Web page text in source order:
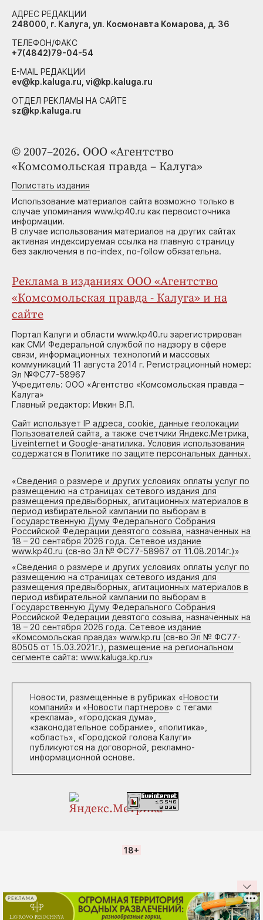
© 2007–2026. ООО «Агентство
«Комсомольская правда – Калуга»
Полистать издания
Использование материалов сайта возможно только в
случае упоминания www.kp40.ru как первоисточника
информации.
В случае использования материалов на других сайтах
активная индексируемая ссылка на главную страницу
без заключения в no-index, no-follow обязательна.
Реклама в изданиях ООО «Агентство
«Комсомольская правда - Калуга» и на
сайте
Портал Калуги и области www.kp40.ru зарегистрирован
как СМИ Федеральной службой по надзору в сфере
связи, информационных технологий и массовых
коммуникаций 11 августа 2014 г. Регистрационный номер:
Эл №ФС77-58967
Учредитель: ООО «Агентство «Комсомольская правда –
Калуга»
Главный редактор: Ивкин В.П.
Сайт использует IP адреса, cookie, данные геолокации
Пользователей сайта, а также счетчики Яндекс.Метрика,
Liveinternet и Google-анатилика. Условия использования
содержатся в Политике по защите персональных данных.
«Сведения о размере и других условиях оплаты услуг по
размещению на страницах сетевого издания для
размещения предвыборных, агитационных материалов в
период избирательной кампании по выборам в
Государственную Думу Федерального Собрания
Российской Федерации девятого созыва, назначенных на
18 – 20 сентября 2026 года. Сетевое издание
www.kp40.ru (св-во Эл № ФС77-58967 от 11.08.2014г.)»
«Сведения о размере и других условиях оплаты услуг по
размещению на страницах сетевого издания для
размещения предвыборных, агитационных материалов в
период избирательной кампании по выборам в
Государственную Думу Федерального Собрания
Российской Федерации девятого созыва, назначенных на
18 – 20 сентября 2026 года. Сетевое издание
«Комсомольская правда» www.kp.ru (св-во Эл № ФС77-
80505 от 15.03.2021г.), размещение на региональном
сегменте сайта: www.kaluga.kp.ru»
Новости, размещенные в рубриках «Новости
компаний» и «Новости партнеров» с тегами
«реклама», «городская дума»,
«законодательное собрание», «политика»,
«область», «Городской голова Калуги»
публикуются на договорной, рекламно-
информационной основе.
АДРЕС РЕДАКЦИИ
248000, г. Калуга, ул. Космонавта Комарова, д. 36
ТЕЛЕФОН/ФАКС
+7(4842)79-04-54
E-MAIL РЕДАКЦИИ
ev@kp.kaluga.ru, vi@kp.kaluga.ru
ОТДЕЛ РЕКЛАМЫ НА САЙТЕ
sz@kp.kaluga.ru
18+
РЕКЛАМА